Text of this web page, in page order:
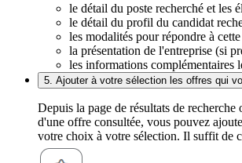
le détail du poste recherché et les
le détail du profil du candidat
les modalités pour répondre à
la présentation de l'entreprise (si
les informations complémentaires
5. Ajouter à votre sélection les offres qui
Depuis la page de résultats de recherche
d'une offre consultée, vous pouvez
votre choix à votre sélection. Il suffit de